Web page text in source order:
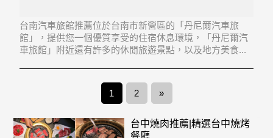
台南汽車旅館推薦位於台南市新營區的「丹尼爾汽車旅
館」，提供您一個優質享受的住宿休息環境，「丹尼爾汽
車旅館」附近還有許多的休閒旅遊景點，以及地方美食...
1 2 »
台中燒肉推薦|精選台中燒烤
餐廳